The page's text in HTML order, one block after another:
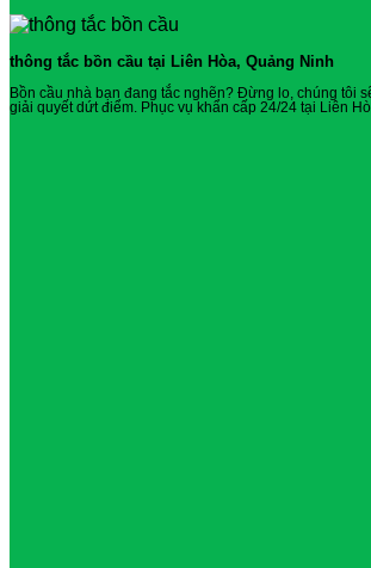
thông tắc bồn cầu tại Liên Hòa, Quảng Ninh
Bồn cầu nhà bạn đang tắc nghẽn? Đừng lo, chúng tôi
giải quyết dứt điểm. Phục vụ khẩn cấp 24/24 tại Liên